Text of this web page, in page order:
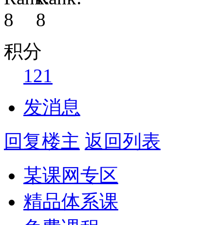
积分
121
发消息
回复楼主 返回列表
某课网专区
精品体系课